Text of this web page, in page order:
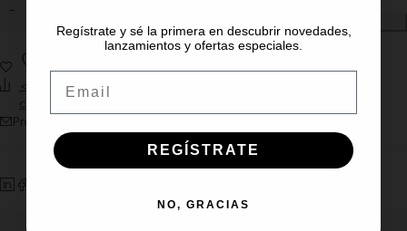
Wishlist
<span class="ts-tooltip button-tooltip" data-title="Añadir para
comparar">Compare</span>
Preguntar sobre el producto
Regístrate y sé la primera en descubrir novedades,
lanzamientos y ofertas especiales.
REGÍSTRATE
NO, GRACIAS